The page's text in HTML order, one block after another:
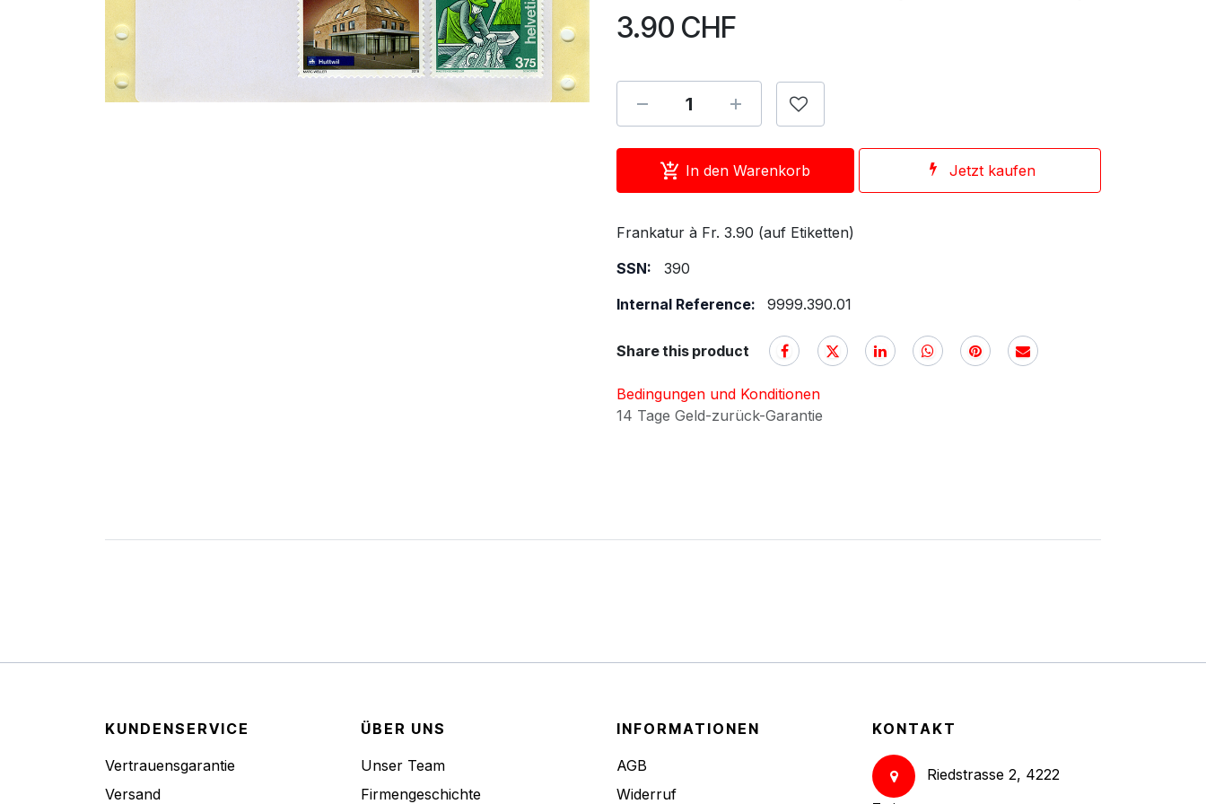
3.90 CHF
In den Warenkorb Jetzt kaufen
Frankatur à Fr. 3.90 (auf Etiketten)
SSN:
390
Internal Reference:
9999.390.01
Share this product
Bedingungen und Konditionen
14 Tage Geld-zurück-Garantie
KUNDENSERVICE
Vertrauensgarantie
Versand
ÜBER UNS
Unser Team
Firmengeschichte
INFORMATIONEN
AGB
Widerruf
KONTAKT
Riedstrasse 2, 4222